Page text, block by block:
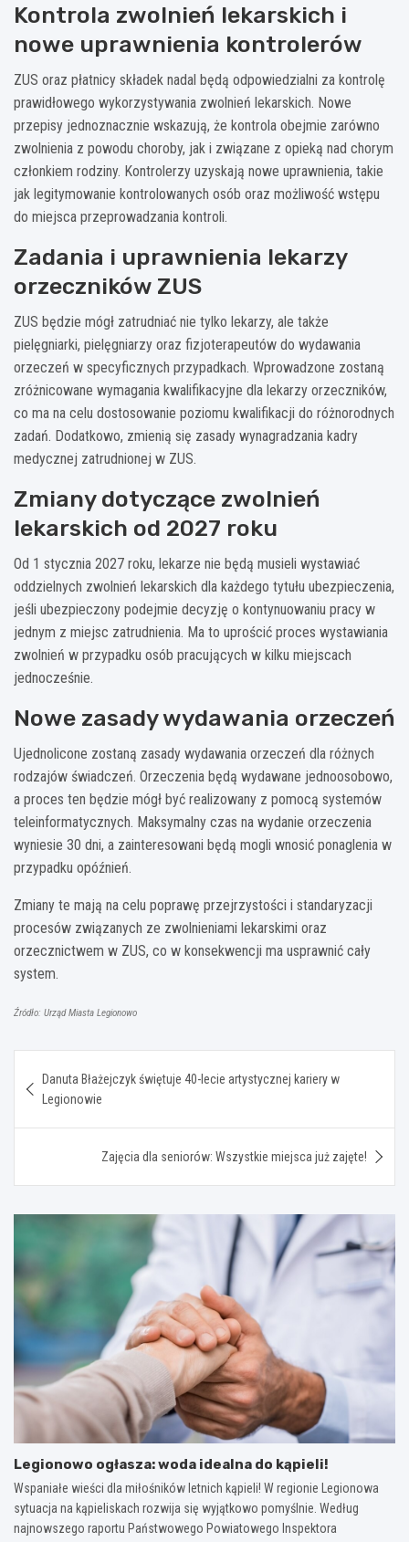
Kontrola zwolnień lekarskich i
nowe uprawnienia kontrolerów
ZUS oraz płatnicy składek nadal będą odpowiedzialni za kontrolę
prawidłowego wykorzystywania zwolnień lekarskich. Nowe
przepisy jednoznacznie wskazują, że kontrola obejmie zarówno
zwolnienia z powodu choroby, jak i związane z opieką nad chorym
członkiem rodziny. Kontrolerzy uzyskają nowe uprawnienia, takie
jak legitymowanie kontrolowanych osób oraz możliwość wstępu
do miejsca przeprowadzania kontroli.
Zadania i uprawnienia lekarzy
orzeczników ZUS
ZUS będzie mógł zatrudniać nie tylko lekarzy, ale także
pielęgniarki, pielęgniarzy oraz fizjoterapeutów do wydawania
orzeczeń w specyficznych przypadkach. Wprowadzone zostaną
zróżnicowane wymagania kwalifikacyjne dla lekarzy orzeczników,
co ma na celu dostosowanie poziomu kwalifikacji do różnorodnych
zadań. Dodatkowo, zmienią się zasady wynagradzania kadry
medycznej zatrudnionej w ZUS.
Zmiany dotyczące zwolnień
lekarskich od 2027 roku
Od 1 stycznia 2027 roku, lekarze nie będą musieli wystawiać
oddzielnych zwolnień lekarskich dla każdego tytułu ubezpieczenia,
jeśli ubezpieczony podejmie decyzję o kontynuowaniu pracy w
jednym z miejsc zatrudnienia. Ma to uprościć proces wystawiania
zwolnień w przypadku osób pracujących w kilku miejscach
jednocześnie.
Nowe zasady wydawania orzeczeń
Ujednolicone zostaną zasady wydawania orzeczeń dla różnych
rodzajów świadczeń. Orzeczenia będą wydawane jednoosobowo,
a proces ten będzie mógł być realizowany z pomocą systemów
teleinformatycznych. Maksymalny czas na wydanie orzeczenia
wyniesie 30 dni, a zainteresowani będą mogli wnosić ponaglenia w
przypadku opóźnień.
Zmiany te mają na celu poprawę przejrzystości i standaryzacji
procesów związanych ze zwolnieniami lekarskimi oraz
orzecznictwem w ZUS, co w konsekwencji ma usprawnić cały
system.
Źródło: Urząd Miasta Legionowo
wpisu
Danuta Błażejczyk świętuje 40-lecie artystycznej kariery w
Legionowie
Zajęcia dla seniorów: Wszystkie miejsca już zajęte!
Legionowo ogłasza: woda idealna do kąpieli!
Wspaniałe wieści dla miłośników letnich kąpieli! W regionie Legionowa
sytuacja na kąpieliskach rozwija się wyjątkowo pomyślnie. Według
najnowszego raportu Państwowego Powiatowego Inspektora